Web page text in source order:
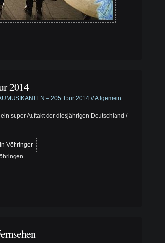
2014
– 205 Tour 2014 //Allgemein
super Auftakt der diesjährigen Deutschland /